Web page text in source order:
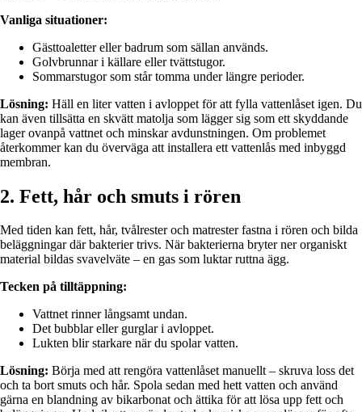
Vanliga situationer:
Gästtoaletter eller badrum som sällan används.
Golvbrunnar i källare eller tvättstugor.
Sommarstugor som står tomma under längre perioder.
Lösning: Häll en liter vatten i avloppet för att fylla vattenlåset igen. Du
kan även tillsätta en skvätt matolja som lägger sig som ett skyddande
lager ovanpå vattnet och minskar avdunstningen. Om problemet
återkommer kan du överväga att installera ett vattenlås med inbyggd
membran.
2. Fett, hår och smuts i rören
Med tiden kan fett, hår, tvålrester och matrester fastna i rören och bilda
beläggningar där bakterier trivs. När bakterierna bryter ner organiskt
material bildas svavelväte – en gas som luktar ruttna ägg.
Tecken på tilltäppning:
Vattnet rinner långsamt undan.
Det bubblar eller gurglar i avloppet.
Lukten blir starkare när du spolar vatten.
Lösning: Börja med att rengöra vattenlåset manuellt – skruva loss det
och ta bort smuts och hår. Spola sedan med hett vatten och använd
gärna en blandning av bikarbonat och ättika för att lösa upp fett och